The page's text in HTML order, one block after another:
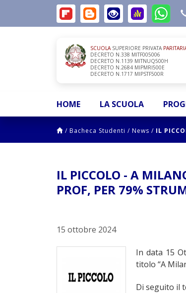
SCUOLASUPERIORE PRIVATA
DECRETO N.338 MITF005006
DECRETO N.1139 MITNUQ500H
DECRETO N.2684 MIPMRI500E
DECRETO N.1717 MIPSTF500R
HOME LA SCUOLA
/ Bacheca Studenti / News / IL
IL PICCOLO - A
PROF, PER 79%
15 ottobre 2024
In data 15
titolo “A
Di seguito il